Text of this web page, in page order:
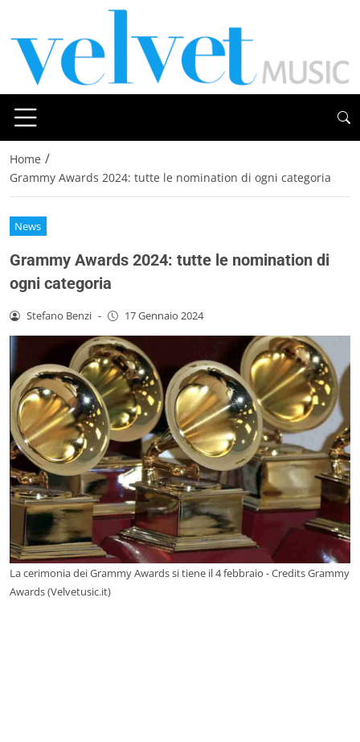
Home /
Grammy Awards 2024: tutte le nomination di ogni categoria
News
Grammy Awards 2024: tutte le nomination di
ogni categoria
Stefano Benzi - 17 Gennaio 2024
La cerimonia dei Grammy Awards si tiene il 4 febbraio - Credits Grammy
Awards (Velvetusic.it)